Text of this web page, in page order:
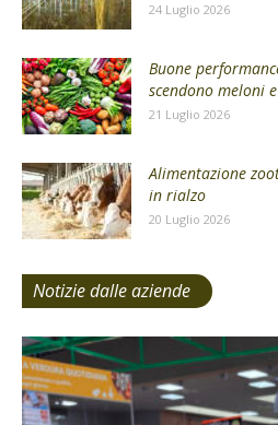
24 Luglio 2026
Buone
scendono meloni
21 Luglio 2026
Alimentazione
in rialzo
20 Luglio 2026
Notizie dalle aziende